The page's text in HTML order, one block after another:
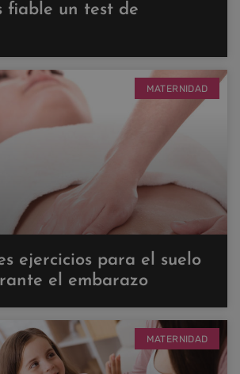
fiable un test de
MATERNIDAD
ejercicios para el suelo
el embarazo
MATERNIDAD